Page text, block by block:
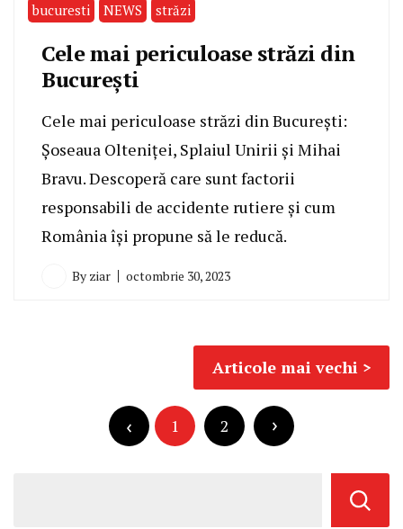
bucuresti NEWS străzi
Cele mai periculoase străzi din
București
Cele mai periculoase străzi din București:
Șoseaua Olteniței, Splaiul Unirii și Mihai
Bravu. Descoperă care sunt factorii
responsabili de accidente rutiere și cum
România își propune să le reducă.
By ziar octombrie 30, 2023
Articole mai vechi
1 2